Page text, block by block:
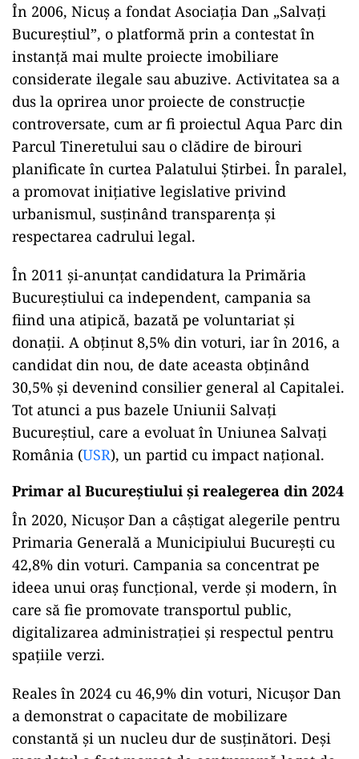
În 2006, Nicuș a fondat Asociația Dan „Salvați
Bucureștiul”, o platformă prin a contestat în
instanță mai multe proiecte imobiliare
considerate ilegale sau abuzive. Activitatea sa a
dus la oprirea unor proiecte de construcție
controversate, cum ar fi proiectul Aqua Parc din
Parcul Tineretului sau o clădire de birouri
planificate în curtea Palatului Știrbei. În paralel,
a promovat inițiative legislative privind
urbanismul, susținând transparența și
respectarea cadrului legal.
În 2011 și-anunțat candidatura la Primăria
Bucureștiului ca independent, campania sa
fiind una atipică, bazată pe voluntariat și
donații. A obținut 8,5% din voturi, iar în 2016, a
candidat din nou, de date aceasta obținând
30,5% și devenind consilier general al Capitalei.
Tot atunci a pus bazele Uniunii Salvați
Bucureștiul, care a evoluat în Uniunea Salvați
România (USR), un partid cu impact național.
Primar al Bucureștiului și realegerea din 2024
În 2020, Nicușor Dan a câștigat alegerile pentru
Primaria Generală a Municipiului București cu
42,8% din voturi. Campania sa concentrat pe
ideea unui oraș funcțional, verde și modern, în
care să fie promovate transportul public,
digitalizarea administrației și respectul pentru
spațiile verzi.
Reales în 2024 cu 46,9% din voturi, Nicușor Dan
a demonstrat o capacitate de mobilizare
constantă și un nucleu dur de susținători. Deși